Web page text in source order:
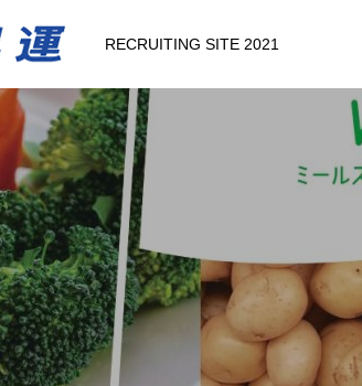
RECRUITING SITE 2021